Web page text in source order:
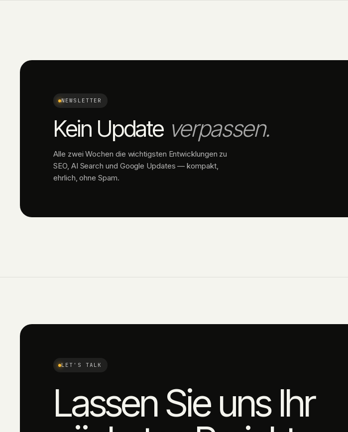
NEWSLETTER
Kein Update verpassen.
Alle zwei Wochen die wichtigsten Entwicklungen zu
SEO, AI Search und Google Updates — kompakt,
ehrlich, ohne Spam.
LET'S TALK
Lassen Sie uns Ihr